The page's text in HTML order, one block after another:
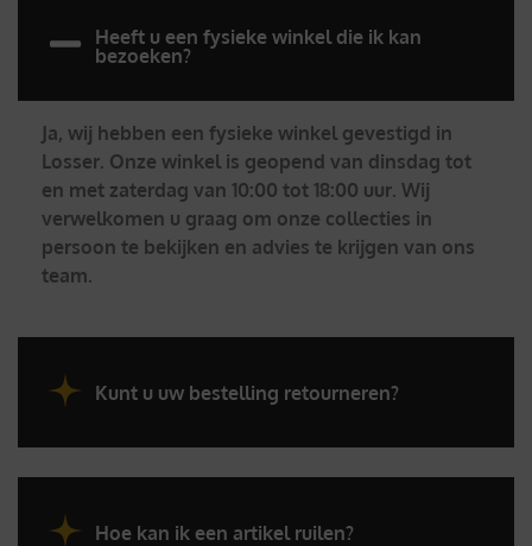
Heeft u een fysieke winkel die ik kan
bezoeken?
Ja, wij hebben een fysieke winkel gevestigd in
Losser. Onze winkel is geopend van dinsdag tot
en met zaterdag van 10:00 tot 18:00 uur. Wij
verwelkomen u graag om onze collecties in
persoon te bekijken en advies te krijgen van ons
team.
Kunt u uw bestelling retourneren?
Hoe kan ik een artikel ruilen?